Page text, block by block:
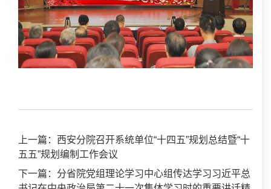
上一篇：西安分院召开系统单位“十四五”规划总结暨“十
五五”规划编制工作会议
下一篇：分省院党组理论学习中心组传达学习习近平总